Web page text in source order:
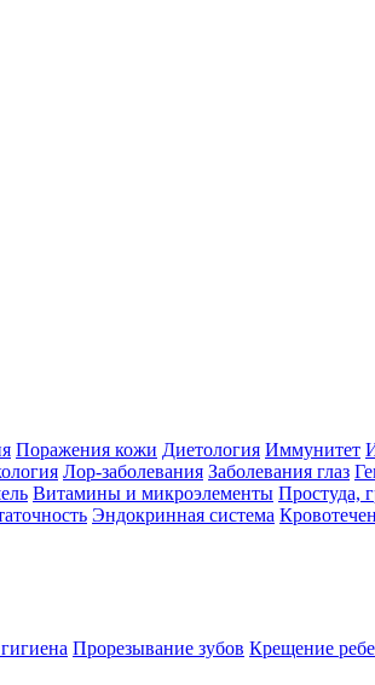
Поражения кожи Диетология Иммунитет
Лор-заболевания Заболевания глаз
Витамины и микроэлементы Простуда,
Эндокринная система
Прорезывание зубов Крещение